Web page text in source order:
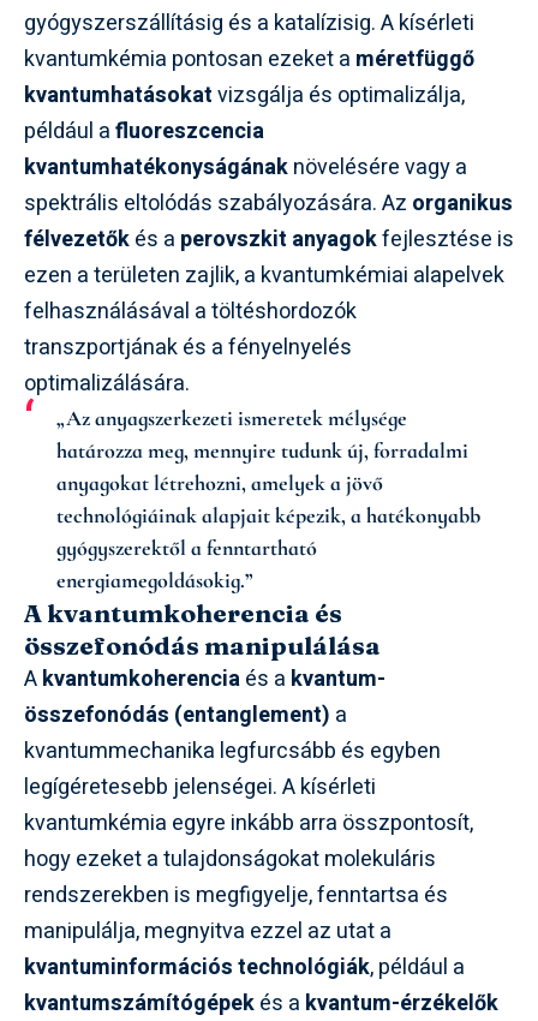
gyógyszerszállításig és a katalízisig. A kísérleti
kvantumkémia pontosan ezeket a méretfüggő
kvantumhatásokatvizsgálja és optimalizálja,
például afluoreszcencia
kvantumhatékonyságánaknövelésére vagy a
spektrális eltolódás szabályozására. Az organikus
félvezetőkés a perovszkit anyagokfejlesztése is
ezen a területen zajlik, a kvantumkémiai alapelvek
felhasználásával a töltéshordozók
transzportjának és a fényelnyelés
optimalizálására.
„Az anyagszerkezeti ismeretek mélysége
határozza meg, mennyire tudunk új, forradalmi
anyagokat létrehozni, amelyek a jövő
technológiáinak alapjait képezik, a hatékonyabb
gyógyszerektől a fenntartható
energiamegoldásokig.”
A kvantumkoherencia és
összefonódás manipulálása
Akvantumkoherenciaés a kvantum-
összefonódás (entanglement) a
kvantummechanika legfurcsább és egyben
legígéretesebb jelenségei. A kísérleti
kvantumkémia egyre inkább arra összpontosít,
hogy ezeket a tulajdonságokat molekuláris
rendszerekben is megfigyelje, fenntartsa és
manipulálja, megnyitva ezzel az utat a
kvantuminformációs technológiák, például a
kvantumszámítógépekés a kvantum-érzékelők